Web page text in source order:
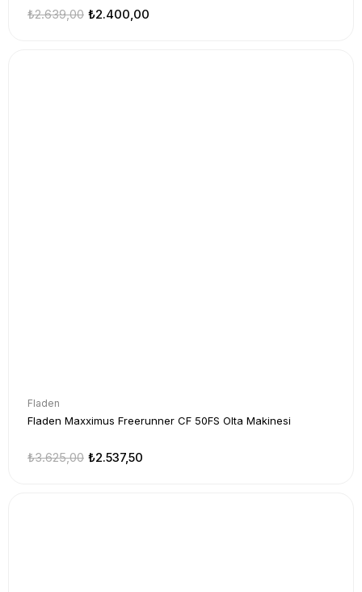
₺2.400,00
₺2.639,00
Fladen
Fladen Maxximus Freerunner CF 50FS Olta Makinesi
₺2.537,50
₺3.625,00